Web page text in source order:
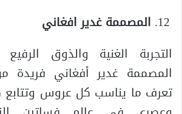
المصممة غدير افغاني
التجربة الغنية والذوق
المصممة غدير أفغاني فريدة
تعرف ما يناسب كل عروس